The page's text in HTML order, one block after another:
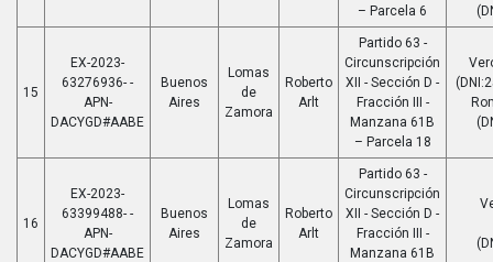
– Parcela 6
15
EX-2023-
63276936- -
APN-
DACYGD#AABE
Buenos
Aires
Lomas
de
Zamora
Roberto
Arlt
Partido 63 -
Circunscripción
XII - Sección D -
Fracción III -
Manzana 61B
– Parcela 18
16
EX-2023-
63399488- -
APN-
DACYGD#AABE
Buenos
Aires
Lomas
de
Zamora
Roberto
Arlt
Partido 63 -
Circunscripción
XII - Sección D -
Fracción III -
Manzana 61B